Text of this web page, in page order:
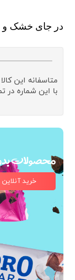
در جای خشک و
متاسفانه این
با این شماره در
محصولات
خرید آنلاین